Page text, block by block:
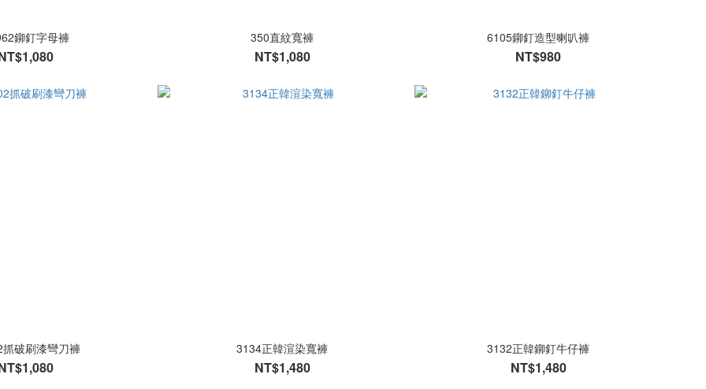
鉚釘字母褲 350直紋寬褲
NT$1,080
6105鉚釘造型喇叭褲
NT$980
破刷漆彎刀褲 3134正韓渲染寬褲
NT$1,480
3132正韓鉚釘牛仔褲
NT$1,480